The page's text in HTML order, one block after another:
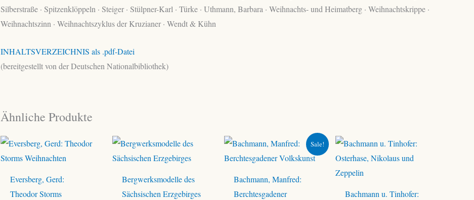
Silberstraße · Spitzenklöppeln · Steiger · Stülpner-Karl · Türke · Uthmann, Barbara · Weihnachts- und Heimatberg · Weihnachtskrippe ·
Weihnachtszinn · Weihnachtszyklus der Kruzianer · Wendt & Kühn
INHALTSVERZEICHNIS als .pdf-Datei
(bereitgestellt von der Deutschen Nationalbibliothek)
Ähnliche Produkte
Eversberg, Gerd:
Theodor Storms
Bergwerksmodelle des
Sächsischen Erzgebirges
Sale!
Bachmann, Manfred:
Berchtesgadener
Bachmann u. Tinhofer: